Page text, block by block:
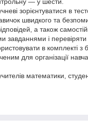
зорієнтуватися в
швидкого та
а також
завданнями і перевіряти
в комплекті з
для організації
математики,